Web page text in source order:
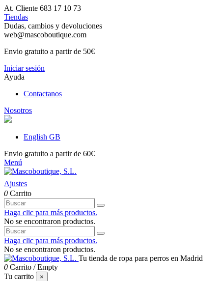
At. Cliente 683 17 10 73
Tiendas
Dudas, cambios y devoluciones
web@mascoboutique.com
Envio gratuito a partir de 50€
Iniciar sesión
Ayuda
Contactanos
Nosotros
English GB
Envio gratuito a partir de 60€
Menú
Ajustes
0 Carrito
Haga clic para más productos.
No se encontraron productos.
Haga clic para más productos.
No se encontraron productos.
Tu tienda de ropa para perros en Madrid
0 Carrito /Empty
Tu carrito
×